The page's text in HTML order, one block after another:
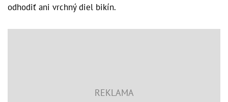
odhodiť ani vrchný diel bikín.